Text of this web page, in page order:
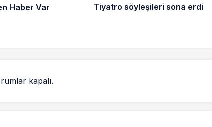
Haber Var Tiyatro söyleşileri sona erdi
kapalı.